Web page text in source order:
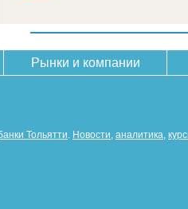
Рынки и компании
Тольятти Новости аналитика